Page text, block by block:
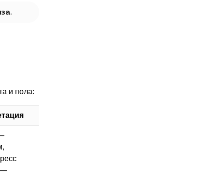
и пола:
—